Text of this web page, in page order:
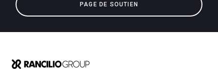
PAGE DE SOUTIEN